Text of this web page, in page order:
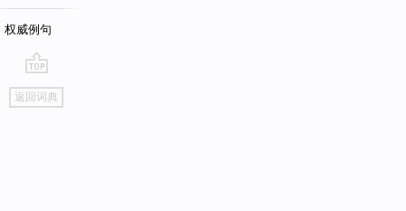
权威例句
go
top
返回词典